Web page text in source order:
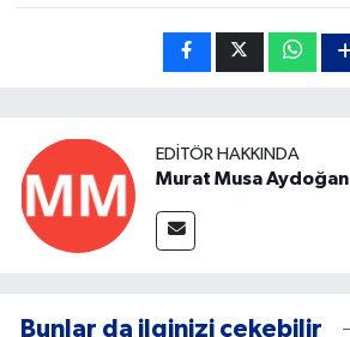
EDITÖR HAKKINDA
Murat Musa Aydoğan
Bunlar da ilginizi çekebilir